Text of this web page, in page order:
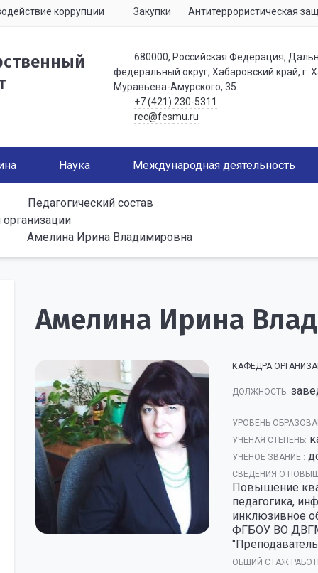
коррупции Закупки Антитеррористическая
680000, Российская Федерация,
федеральный округ, Хабаровский край, г.
Муравьева-Амурского, 35.
+7 (421) 230-5311
rec@fesmu.ru
Наука Международная деятельность
Педагогический состав
Амелина Ирина Владимировна
Амелина Ирина
КАФЕДРА
ДОЛЖНОСТЬ:
УРОВЕНЬ
УЧЕНАЯ СТЕПЕНЬ:
УЧЕНОЕ ЗВАНИЕ :
СВЕДЕНИЯ О
Повышение
педагогика,
инклюзивное
ФГБОУ ВО
ОБЩИЙ СТАЖ